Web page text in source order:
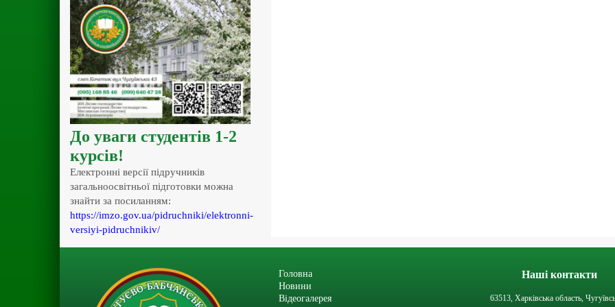
До уваги студентів 1-2
курсів!
Електронні версії підручників
загальноосвітньої підготовки можна
знайти за посиланням:
https://imzo.gov.ua/pidruchniki/elektronni-
versiyi-pidruchnikiv/
Головна
Новини
Відеогалерея
Наші контакти
63513, Харківська область,